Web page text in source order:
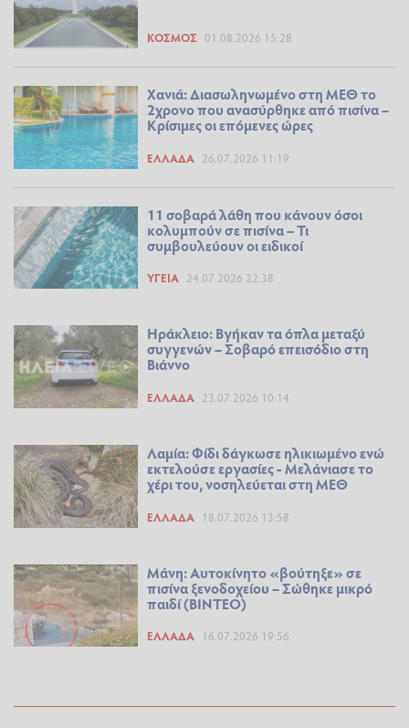
ΚΌΣΜΟΣ 01.08.2026 15:28
Χανιά: Διασωληνωμένο στη ΜΕΘ το
2χρονο που ανασύρθηκε από πισίνα –
Κρίσιμες οι επόμενες ώρες
ΕΛΛΆΔΑ 26.07.2026 11:19
11 σοβαρά λάθη που κάνουν όσοι
κολυμπούν σε πισίνα – Τι
συμβουλεύουν οι ειδικοί
ΥΓΕΊΑ 24.07.2026 22:38
Ηράκλειο: Βγήκαν τα όπλα μεταξύ
συγγενών – Σοβαρό επεισόδιο στη
Βιάννο
ΕΛΛΆΔΑ 23.07.2026 10:14
Λαμία: Φίδι δάγκωσε ηλικιωμένο ενώ
εκτελούσε εργασίες - Μελάνιασε το
χέρι του, νοσηλεύεται στη ΜΕΘ
ΕΛΛΆΔΑ 18.07.2026 13:58
Μάνη: Αυτοκίνητο «βούτηξε» σε
πισίνα ξενοδοχείου – Σώθηκε μικρό
παιδί (ΒΙΝΤΕΟ)
ΕΛΛΆΔΑ 16.07.2026 19:56